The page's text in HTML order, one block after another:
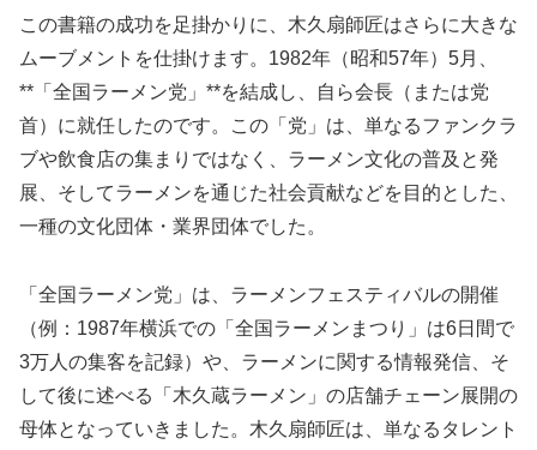
この書籍の成功を足掛かりに、木久扇師匠はさらに大きな
ムーブメントを仕掛けます。1982年（昭和57年）5月、
**「全国ラーメン党」**を結成し、自ら会長（または党
首）に就任したのです。この「党」は、単なるファンクラ
ブや飲食店の集まりではなく、ラーメン文化の普及と発
展、そしてラーメンを通じた社会貢献などを目的とした、
一種の文化団体・業界団体でした。
「全国ラーメン党」は、ラーメンフェスティバルの開催
（例：1987年横浜での「全国ラーメンまつり」は6日間で
3万人の集客を記録）や、ラーメンに関する情報発信、そ
して後に述べる「木久蔵ラーメン」の店舗チェーン展開の
母体となっていきました。木久扇師匠は、単なるタレント